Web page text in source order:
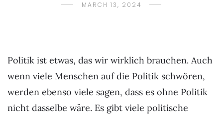
MARCH 13, 2024
Politik ist etwas, das wir wirklich brauchen. Auch
wenn viele Menschen auf die Politik schwören,
werden ebenso viele sagen, dass es ohne Politik
nicht dasselbe wäre. Es gibt viele politische